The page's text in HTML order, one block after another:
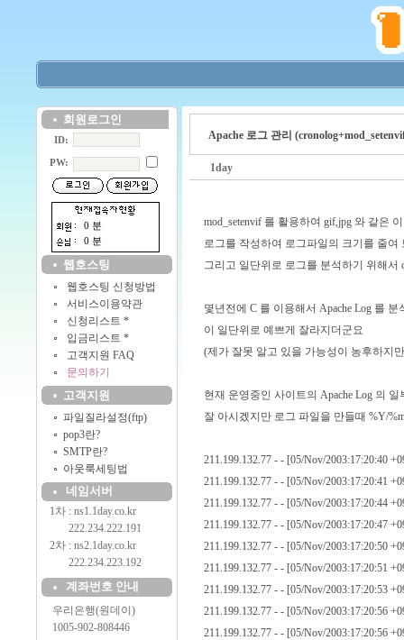
회원로그인
ID:
PW:
0 분
0 분
웹호스팅
웹호스팅 신청방법
서비스이용약관
신청리스트 *
입금리스트 *
고객지원 FAQ
문의하기
고객지원
파일질라설정(ftp)
pop3란?
SMTP란?
아웃룩세팅법
네임서버
1차 : ns1.1day.co.kr
222.234.222.191
2차 : ns2.1day.co.kr
222.234.223.192
계좌번호 안내
우리은행(원데이)
1005-902-808446
Apache 로그 관리
1day
mod_setenvif 를 활용하여 gif,jpg 와 같은
로그를 작성하여 로그파일의 크기를 줄
그리고 일단위로 로그를 분석하기 위해서
몇년전에 C 를 이용해서 Apache Log 를
이 일단위로 예쁘게 잘라지더군요
(제가 잘못 알고 있을 가능성이 농후하지
현재 운영중인 사이트의 Apache Log 의 일
잘 아시겠지만 로그 파일을 만들때 %Y/
211.199.132.77 - - [05/Nov/2003:17:20:40
211.199.132.77 - - [05/Nov/2003:17:20:41
211.199.132.77 - - [05/Nov/2003:17:20:44
211.199.132.77 - - [05/Nov/2003:17:20:47
211.199.132.77 - - [05/Nov/2003:17:20:50
211.199.132.77 - - [05/Nov/2003:17:20:51
211.199.132.77 - - [05/Nov/2003:17:20:53
211.199.132.77 - - [05/Nov/2003:17:20:56
211.199.132.77 - - [05/Nov/2003:17:20:56